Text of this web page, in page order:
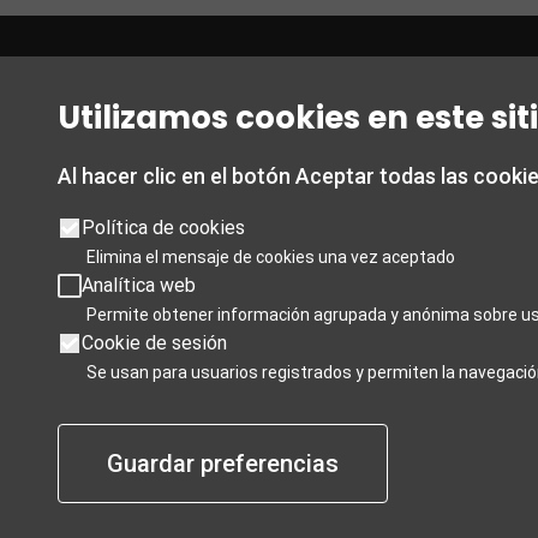
Granada
Acera del Casino esquina con Almona
del Campillo.
ciudad de Granada y de la provincia.
T 958 24 71 28
Granada card T 858 880 990
turismo@granada.org
De 1 de
De lunes a
Sábados
De lunes a
Domingos
Utilizamos cookies en este
Al hacer clic en el botón Aceptar todas las
Política de cookies
Elimina el mensaje de cookies una vez aceptado
Analítica web
Permite obtener información agrupada y anónima sobre
Cookie de sesión
Se usan para usuarios registrados y permiten la
Guardar preferencias